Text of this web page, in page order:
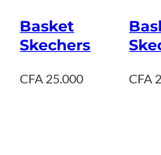
Basket
Skechers
CFA 25.000 CFA